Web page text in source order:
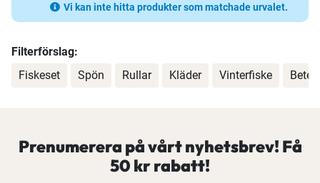
Vi kan inte hitta produkter som matchade urvalet.
Filterförslag:
Fiskeset
Spön Rullar Kläder Vinterfiske Beten
Prenumerera på vårt nyhetsbrev! Få
50 kr rabatt!